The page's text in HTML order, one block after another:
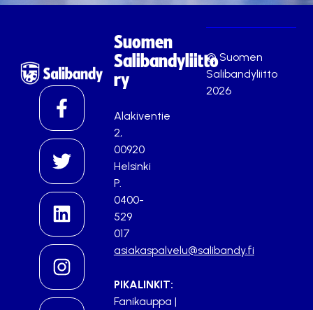
Suomen
Salibandyliitto
ry
Alakiventie
2,
00920
Helsinki
P.
0400-
529
017
asiakaspalvelu@salibandy.fi
PIKALINKIT:
Fanikauppa |
© Suomen
Salibandyliitto
2026